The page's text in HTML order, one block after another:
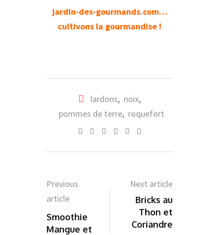
jardin-des-gourmands.com…
cultivons la gourmandise !
lardons, noix,
pommes de terre, roquefort
Whatsapp
Pinterest
SharePrint
Previous
article
Smoothie
Mangue et
Next article
Bricks au
Thon et
Coriandre